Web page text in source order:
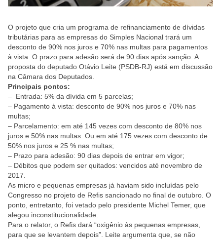
O projeto que cria um programa de refinanciamento de dívidas
tributárias para as empresas do Simples Nacional trará um
desconto de 90% nos juros e 70% nas multas para pagamentos
à vista. O prazo para adesão será de 90 dias após sanção. A
proposta do deputado Otávio Leite (PSDB-RJ) está em discussão
na Câmara dos Deputados.
Principais pontos:
– Entrada: 5% da dívida em 5 parcelas;
– Pagamento à vista: desconto de 90% nos juros e 70% nas
multas;
– Parcelamento: em até 145 vezes com desconto de 80% nos
juros e 50% nas multas. Ou em até 175 vezes com desconto de
50% nos juros e 25 % nas multas;
– Prazo para adesão: 90 dias depois de entrar em vigor;
– Débitos que podem ser quitados: vencidos até novembro de
2017.
As micro e pequenas empresas já haviam sido incluídas pelo
Congresso no projeto de Refis sancionado no final de outubro. O
ponto, entretanto, foi vetado pelo presidente Michel Temer, que
alegou inconstitucionalidade.
Para o relator, o Refis dará “oxigênio às pequenas empresas,
para que se levantem depois”. Leite argumenta que, se não